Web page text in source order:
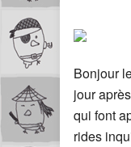
Bonjour
jour
qui font
rides